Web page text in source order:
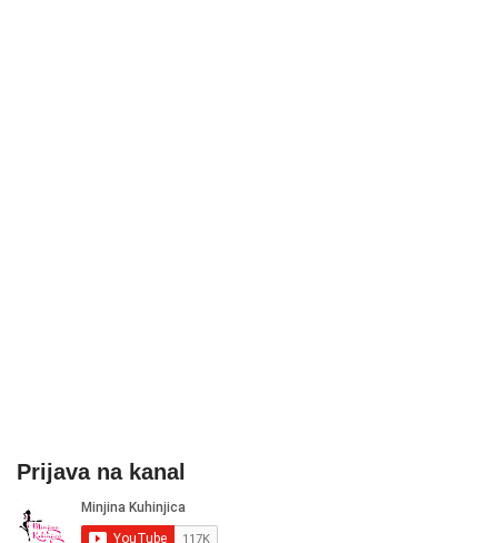
Prijava na kanal